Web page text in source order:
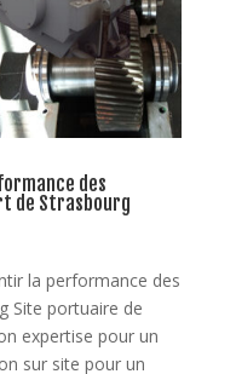
des
de Strasbourg
la performance des
Site portuaire de
expertise pour un
sur site pour un